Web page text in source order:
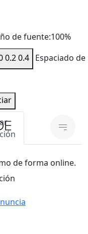
de fuente:100%
0.20.4 Espaciado de
de forma online.